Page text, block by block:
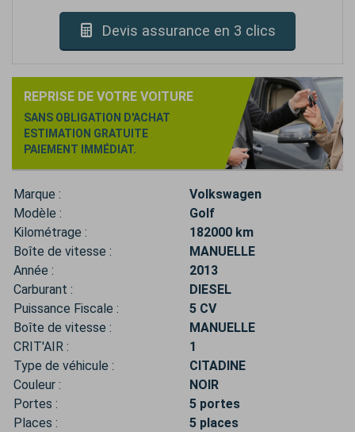
Devis assurance en 3 clics
REPRISE DE VOTRE VOITURE
SANS OBLIGATION D'ACHAT
ESTIMATION GRATUITE
PAIEMENT IMMÉDIAT.
Marque :
Volkswagen
Modèle :
Golf
Kilométrage :
182000 km
Boîte de vitesse :
MANUELLE
Année :
2013
Carburant :
DIESEL
Puissance Fiscale :
5 CV
Boîte de vitesse :
MANUELLE
CRIT'AIR :
1
Type de véhicule :
CITADINE
Couleur :
NOIR
Portes :
5 portes
Places :
5 places